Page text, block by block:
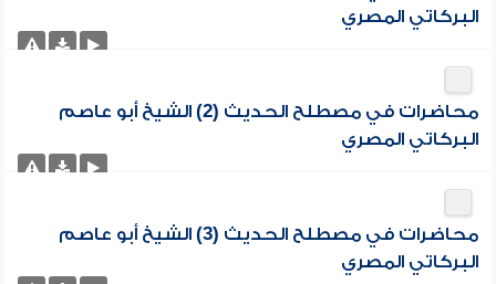
البركاتي المصري
محاضرات في مصطلح الحديث (2) الشيخ أبو عاصم
البركاتي المصري
محاضرات في مصطلح الحديث (3) الشيخ أبو عاصم
البركاتي المصري